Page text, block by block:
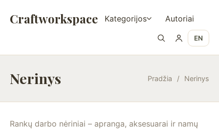
Craftworkspace Kategorijos Autoriai
EN
Nerinys Pradžia / Nerinys
Rankų darbo nėriniai – apranga, aksesuarai ir namų